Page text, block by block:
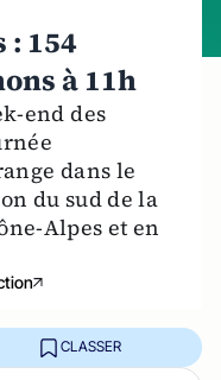
: 154
à 11h
end des
dans le
du sud de la
Alpes et en
CLASSER